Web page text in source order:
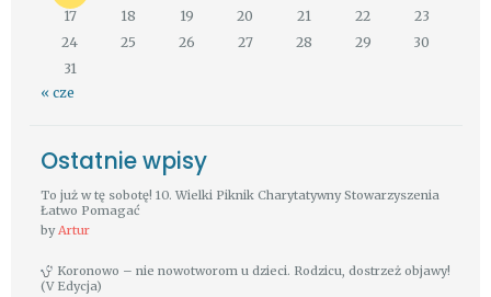
17
18 19 20 21 22
23
24
25 26 27 28 29
30
31
« cze
Ostatnie wpisy
To już w tę sobotę! 10. Wielki Piknik Charytatywny Stowarzyszenia
Łatwo Pomagać
by Artur
Koronowo – nie nowotworom u dzieci. Rodzicu, dostrzeż objawy!
(V Edycja)